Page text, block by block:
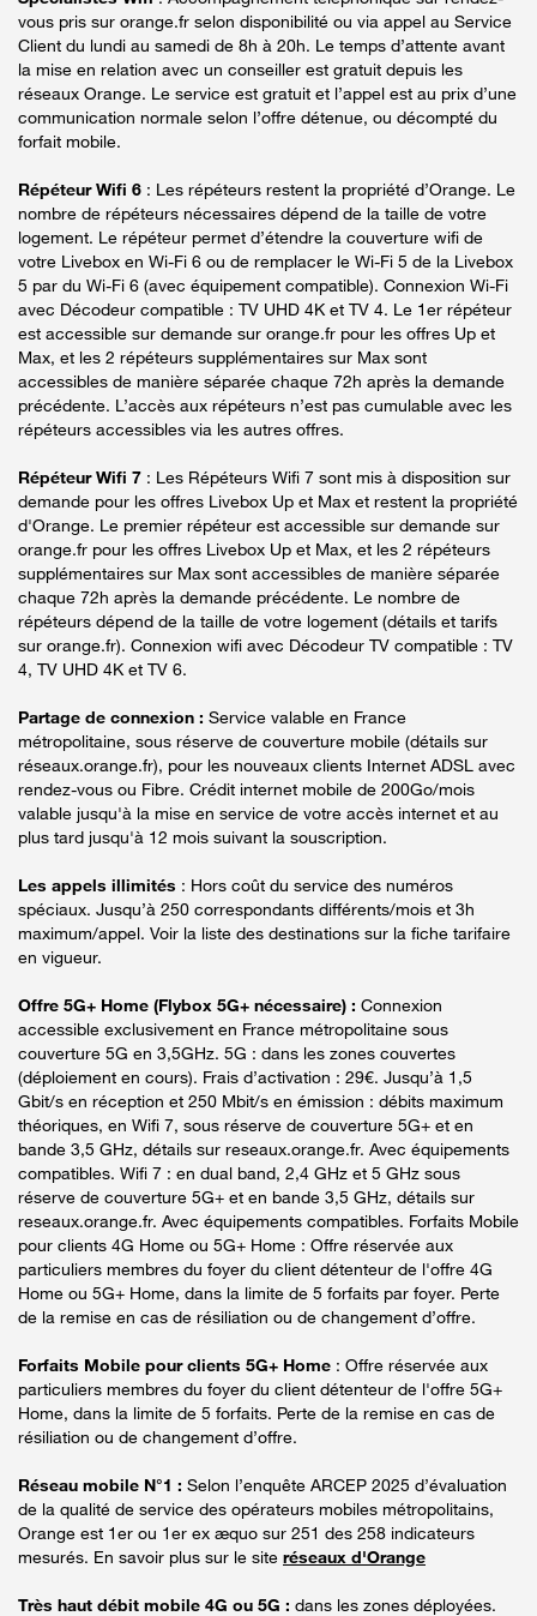
vous pris sur orange.fr selon disponibilité ou via appel au Service
Client du lundi au samedi de 8h à 20h. Le temps d’attente avant
la mise en relation avec un conseiller est gratuit depuis les
réseaux Orange. Le service est gratuit et l’appel est au prix d’une
communication normale selon l’offre détenue, ou décompté du
forfait mobile.
Répéteur Wifi 6 : Les répéteurs restent la propriété d’Orange. Le
nombre de répéteurs nécessaires dépend de la taille de votre
logement. Le répéteur permet d’étendre la couverture wifi de
votre Livebox en Wi-Fi 6 ou de remplacer le Wi-Fi 5 de la Livebox
5 par du Wi-Fi 6 (avec équipement compatible). Connexion Wi-Fi
avec Décodeur compatible : TV UHD 4K et TV 4. Le 1er répéteur
est accessible sur demande sur orange.fr pour les offres Up et
Max, et les 2 répéteurs supplémentaires sur Max sont
accessibles de manière séparée chaque 72h après la demande
précédente. L’accès aux répéteurs n’est pas cumulable avec les
répéteurs accessibles via les autres offres.
Répéteur Wifi 7 : Les Répéteurs Wifi 7 sont mis à disposition sur
demande pour les offres Livebox Up et Max et restent la propriété
d'Orange. Le premier répéteur est accessible sur demande sur
orange.fr pour les offres Livebox Up et Max, et les 2 répéteurs
supplémentaires sur Max sont accessibles de manière séparée
chaque 72h après la demande précédente. Le nombre de
répéteurs dépend de la taille de votre logement (détails et tarifs
sur orange.fr). Connexion wifi avec Décodeur TV compatible : TV
4, TV UHD 4K et TV 6.
Partage de connexion : Service valable en France
métropolitaine, sous réserve de couverture mobile (détails sur
réseaux.orange.fr), pour les nouveaux clients Internet ADSL avec
rendez-vous ou Fibre. Crédit internet mobile de 200Go/mois
valable jusqu'à la mise en service de votre accès internet et au
plus tard jusqu'à 12 mois suivant la souscription.
Les appels illimités : Hors coût du service des numéros
spéciaux. Jusqu’à 250 correspondants différents/mois et 3h
maximum/appel. Voir la liste des destinations sur la fiche tarifaire
en vigueur.
Offre 5G+ Home (Flybox 5G+ nécessaire) : Connexion
accessible exclusivement en France métropolitaine sous
couverture 5G en 3,5GHz. 5G : dans les zones couvertes
(déploiement en cours). Frais d’activation : 29€. Jusqu’à 1,5
Gbit/s en réception et 250 Mbit/s en émission : débits maximum
théoriques, en Wifi 7, sous réserve de couverture 5G+ et en
bande 3,5 GHz, détails sur reseaux.orange.fr. Avec équipements
compatibles. Wifi 7 : en dual band, 2,4 GHz et 5 GHz sous
réserve de couverture 5G+ et en bande 3,5 GHz, détails sur
reseaux.orange.fr. Avec équipements compatibles. Forfaits Mobile
pour clients 4G Home ou 5G+ Home : Offre réservée aux
particuliers membres du foyer du client détenteur de l'offre 4G
Home ou 5G+ Home, dans la limite de 5 forfaits par foyer. Perte
de la remise en cas de résiliation ou de changement d’offre.
Forfaits Mobile pour clients 5G+ Home : Offre réservée aux
particuliers membres du foyer du client détenteur de l'offre 5G+
Home, dans la limite de 5 forfaits. Perte de la remise en cas de
résiliation ou de changement d’offre.
Réseau mobile N°1 : Selon l’enquête ARCEP 2025 d’évaluation
de la qualité de service des opérateurs mobiles métropolitains,
Orange est 1er ou 1er ex æquo sur 251 des 258 indicateurs
mesurés. En savoir plus sur le site réseaux d'Orange
Très haut débit mobile 4G ou 5G : dans les zones déployées.